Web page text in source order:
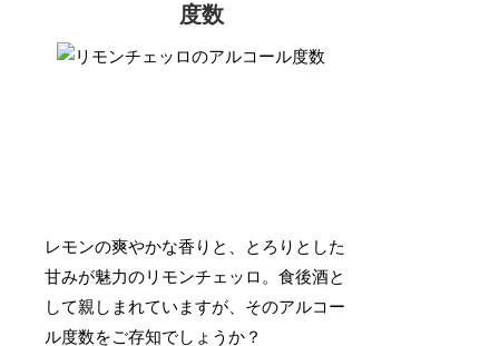
度数
レモンの爽やかな香りと、とろりとした
甘みが魅力のリモンチェッロ。食後酒と
して親しまれていますが、そのアルコー
ル度数をご存知でしょうか？